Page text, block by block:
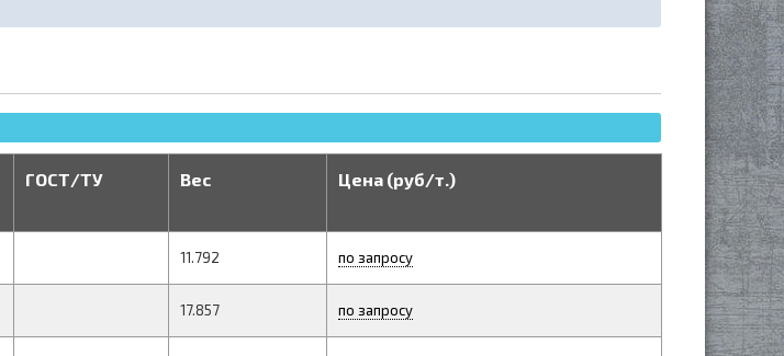
ГОСТ/ТУ Вес Цена (руб/т.)
11.792 по запросу
17.857 по запросу